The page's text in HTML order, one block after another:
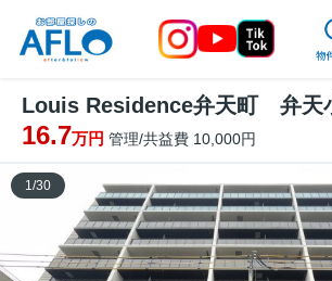
Louis Residence弁天町 弁天
16.7万円 管理/共益費 10,000円
1 /30